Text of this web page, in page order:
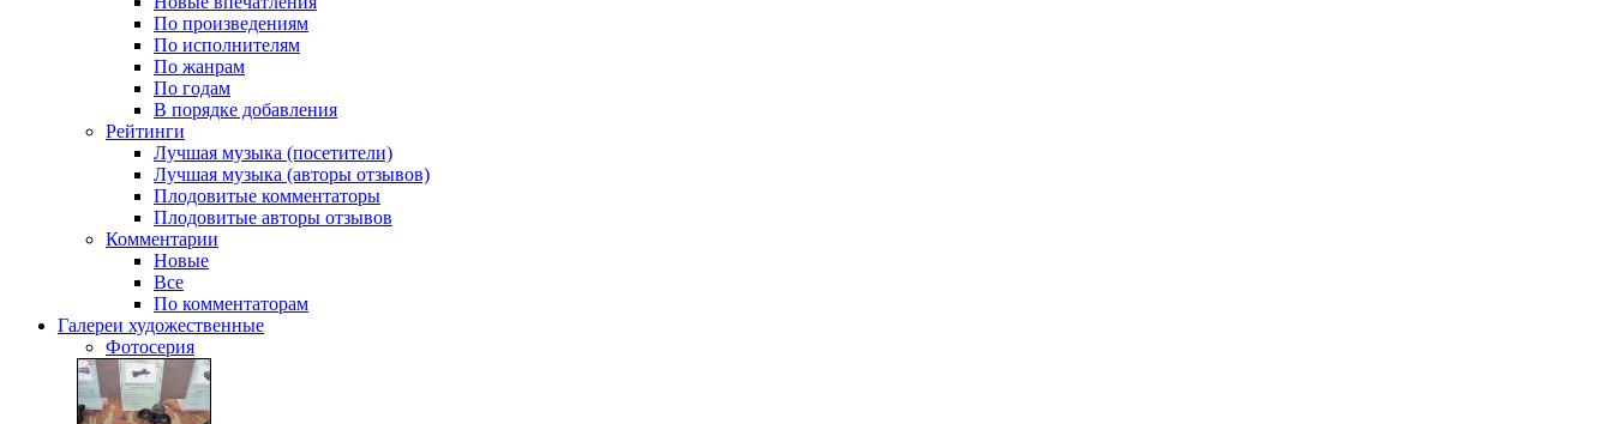
По произведениям
По исполнителям
По жанрам
По годам
В порядке добавления
Рейтинги
Лучшая музыка (посетители)
Лучшая музыка (авторы отзывов)
Плодовитые комментаторы
Плодовитые авторы отзывов
Комментарии
Новые
Все
По комментаторам
Галереи художественные
Фотосерия